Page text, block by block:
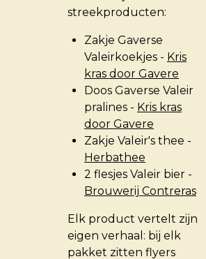
streekproducten:
Zakje Gaverse
Valeirkoekjes - Kris
kras door Gavere
Doos Gaverse Valeir
pralines - Kris kras
door Gavere
Zakje Valeir's thee -
Herbathee
2 flesjes Valeir bier -
Brouwerij Contreras
Elk product vertelt zijn
eigen verhaal: bij elk
pakket zitten flyers